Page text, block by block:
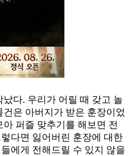
다. 우리가 어릴 때 갖고 놀
은 아버지가 받은 훈장이었
퍼즐 맞추기를 해보면 전
다면 잃어버린 훈장에 대한
에게 전해드릴 수 있지 않을